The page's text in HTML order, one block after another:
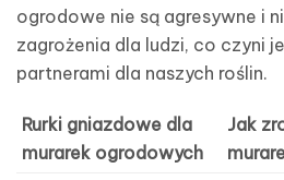
ogrodowe nie są agresywne i
zagrożenia dla ludzi, co czyni
partnerami dla naszych roślin.
Rurki gniazdowe dla
murarek ogrodowych
Jak